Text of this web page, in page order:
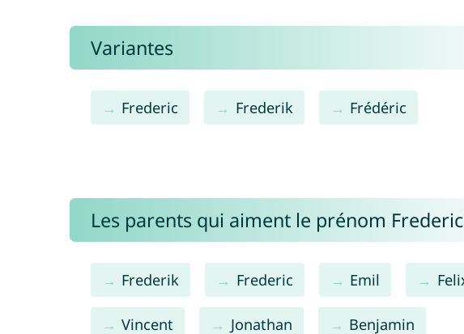
Variantes
Frederic Frederik Frédéric
Les parents qui aiment le prénom
Frederik Frederic Emil
Vincent Jonathan Benjamin